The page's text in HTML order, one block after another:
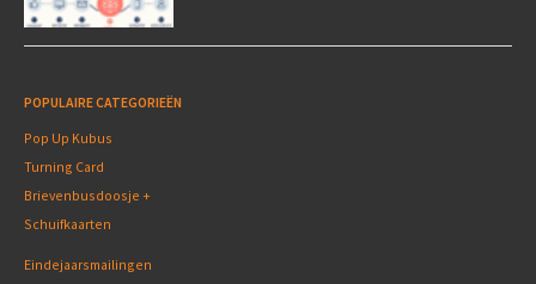
POPULAIRE CATEGORIEËN
Pop Up Kubus
Turning Card
Brievenbusdoosje +
Schuifkaarten
Eindejaarsmailingen